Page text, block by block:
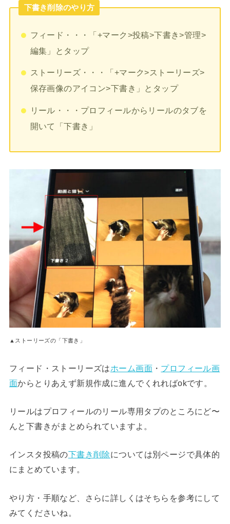
下書き削除のやり方
フィード・・・「+マーク>投稿>下書き>管理>
編集」とタップ
ストーリーズ・・・「+マーク>ストーリーズ>
保存画像のアイコン>下書き」とタップ
リール・・・プロフィールからリールのタブを
開いて「下書き」
▲ストーリーズの「下書き」
フィード・ストーリーズはホーム画面・ プロフィール画
面からとりあえず新規作成に進んでくれればokです。
リールはプロフィールのリール専用タプのところにど〜
んと下書きがまとめられていますよ。
インスタ投稿の下書き削除については別ページで具体的
にまとめています。
やり方・手順など、さらに詳しくはそちらを参考にして
みてくださいね。